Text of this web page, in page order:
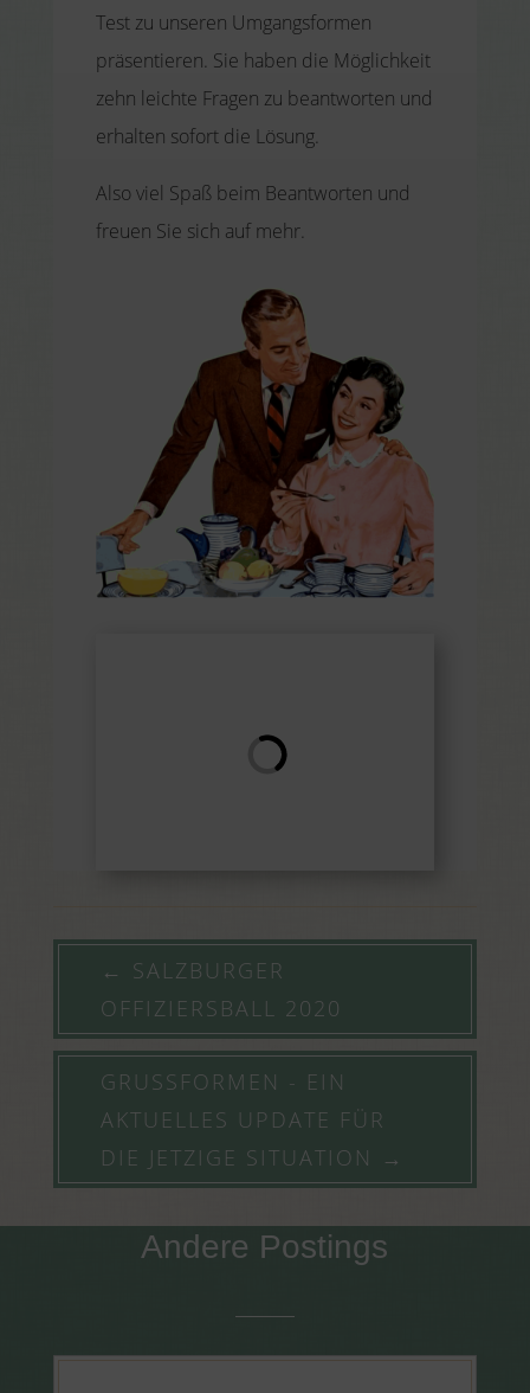
Test zu unseren Umgangsformen
präsentieren. Sie haben die Möglichkeit
zehn leichte Fragen zu beantworten und
erhalten sofort die Lösung.
Also viel Spaß beim Beantworten und
freuen Sie sich auf mehr.
← SALZBURGER
OFFIZIERSBALL 2020
GRUSSFORMEN - EIN A
KTUELLES UPDATE FÜR D
IE JETZIGE SITUATION
→
Andere Postings